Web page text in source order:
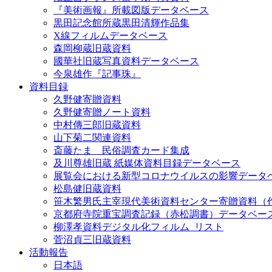
『美術画報』所載図版データベース
黒田記念館所蔵黒田清輝作品集
X線フィルムデータベース
森岡柳蔵旧蔵資料
國華社旧蔵写真資料データベース
今泉雄作『記事珠』
資料目録
久野健寄贈資料
久野健寄贈ノート資料
中村傳三郎旧蔵資料
山下菊二関連資料
斎藤たま 民俗調査カード集成
及川尊雄旧蔵 紙媒体資料目録データベース
展覧会における新型コロナウイルスの影響データ
松島健旧蔵資料
笹木繁男氏主宰現代美術資料センター寄贈資料（
京都府寺院重宝調査記録（赤松調書）データベー
柳澤孝資料デジタル化フィルム_リスト
菅沼貞三旧蔵資料
活動報告
日本語